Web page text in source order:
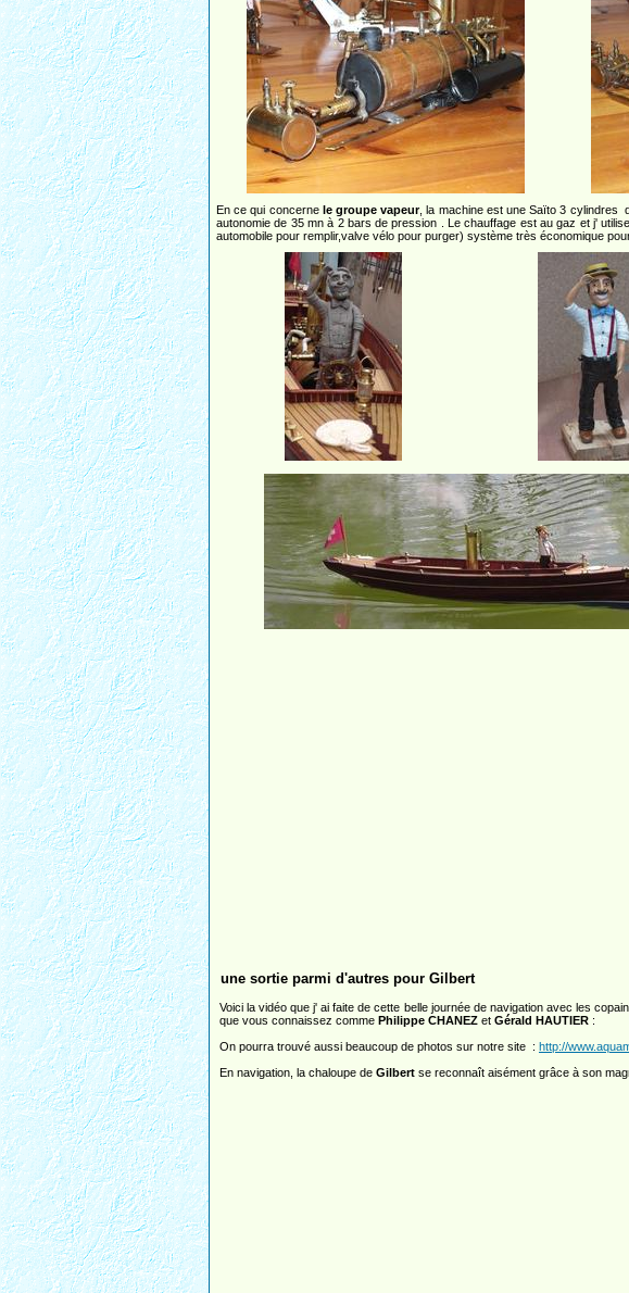
En ce qui concerne le groupe vapeur, la machine est une Saïto 3 cylindres
autonomie de 35 mn à 2 bars de pression . Le chauffage est au gaz et j'
automobile pour remplir,valve vélo pour purger) système très économique
une sortie parmi d'autres pour Gilbert
Voici la vidéo que j' ai faite de cette belle journée de navigation avec les
que vous connaissez comme Philippe CHANEZ et Gérald HAUTIER :
On pourra trouvé aussi beaucoup de photos sur notre site : http://
En navigation, la chaloupe de Gilbert se reconnaît aisément grâce à son